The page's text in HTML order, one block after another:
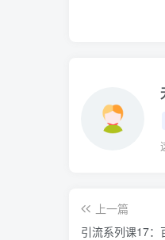
上一篇
引流系列课17：